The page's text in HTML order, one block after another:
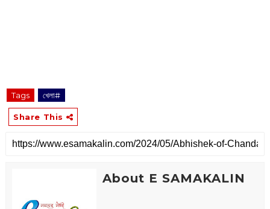
Tags খেলা#
Share This
About E SAMAKALIN